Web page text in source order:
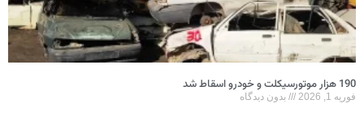
190 هزار موتورسیکلت و خودرو اسقاط شد
فوریه 1, 2026 بدون دیدگاه